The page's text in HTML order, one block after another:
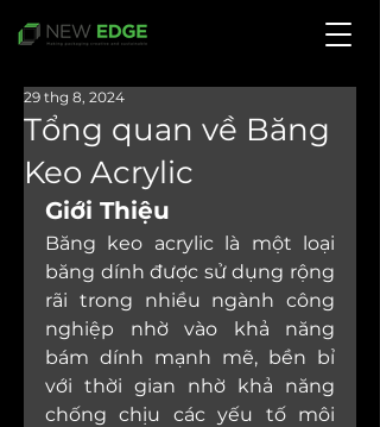
Tổng quan về Băng
Keo Acrylic
29 thg 8, 2024
Giới Thiệu
Băng keo acrylic là một loại
băng dính được sử dụng rộng
rãi trong nhiều ngành công
nghiệp nhờ vào khả năng
bám dính mạnh mẽ, bền bỉ
với thời gian nhờ khả năng
chống chịu các yếu tố môi